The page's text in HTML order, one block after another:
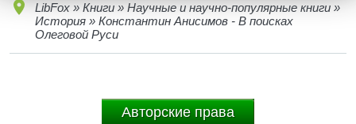
LibFox » Книги » Научные и научно-популярные книги »
История » Константин Анисимов - В поисках
Олеговой Руси
Авторские права